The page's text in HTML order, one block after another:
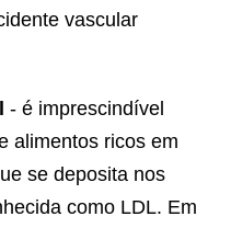
vascular
- é imprescindível
alimentos ricos em
se deposita nos
como LDL. Em